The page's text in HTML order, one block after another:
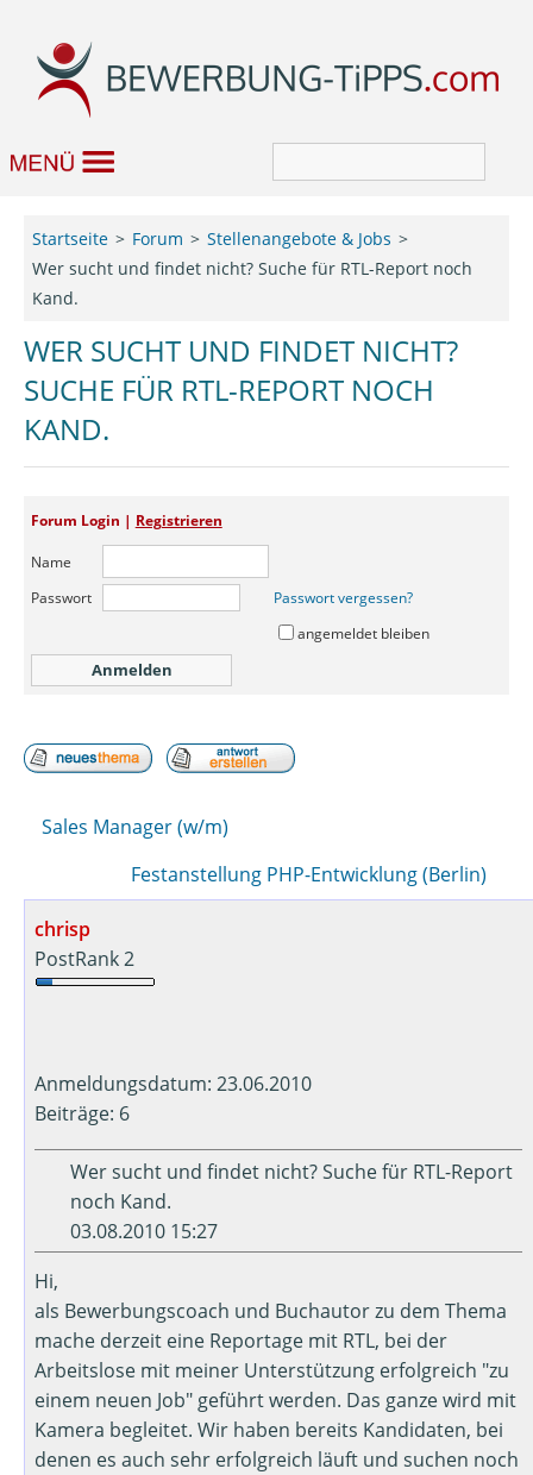
Job & Karriere
Forum
Startseite Forum
Stellenangebote & Jobs
Wer sucht und findet nicht? Suche für RTL-Report noch
Kand.
WER SUCHT UND FINDET NICHT?
SUCHE FÜR RTL-REPORT NOCH
KAND.
Forum Login | Registrieren
Name
Passwort
Passwort vergessen?
angemeldet bleiben
Sales Manager (w/m)
Festanstellung PHP-Entwicklung (Berlin)
chrisp
PostRank 2
Anmeldungsdatum: 23.06.2010
Beiträge: 6
Wer sucht und findet nicht? Suche für RTL-Report
noch Kand.
03.08.2010 15:27
Hi,
als Bewerbungscoach und Buchautor zu dem Thema
mache derzeit eine Reportage mit RTL, bei der
Arbeitslose mit meiner Unterstützung erfolgreich "zu
einem neuen Job" geführt werden. Das ganze wird mit
Kamera begleitet. Wir haben bereits Kandidaten, bei
denen es auch sehr erfolgreich läuft und suchen noch